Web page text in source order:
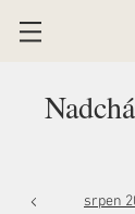
srpen